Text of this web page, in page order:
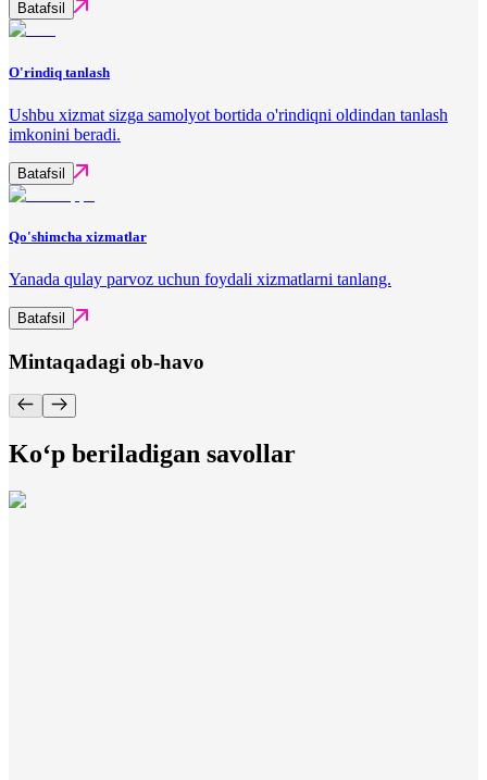
Batafsil
O'rindiq tanlash
Ushbu xizmat sizga samolyot bortida o'rindiqni oldindan tanlash
imkonini beradi.
Batafsil
Qo'shimcha xizmatlar
Yanada qulay parvoz uchun foydali xizmatlarni tanlang.
Batafsil
Mintaqadagi ob-havo
Ko‘p beriladigan savollar